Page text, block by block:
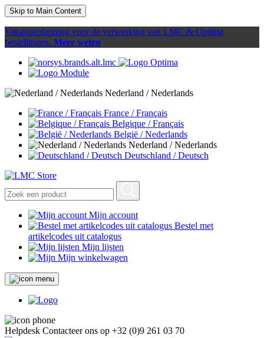
Skip to Main Content
Vakantieplanning voor de verwerking van LMC & Optima
bestellingen. Meer weten
Nederland / Nederlands
France / Français
Belgique / Français
België / Nederlands
Nederland / Nederlands
Deutschland / Deutsch
Mijn account
Bestel met
artikelcodes uit catalogus
Mijn lijsten
Mijn winkelwagen
Helpdesk Contacteer ons op +32 (0)9 261 03 70